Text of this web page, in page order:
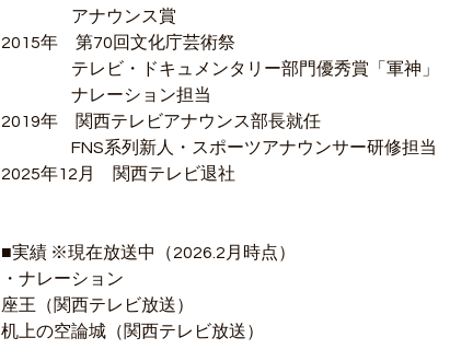
アナウンス賞
2015年　第70回文化庁芸術祭
テレビ・ドキュメンタリー部門優秀賞「軍神」
ナレーション担当
2019年　関西テレビアナウンス部長就任
FNS系列新人・スポーツアナウンサー研修担当
2025年12月　関西テレビ退社
■実績 ※現在放送中（2026.2月時点）
・ナレーション
座王（関西テレビ放送）
机上の空論城（関西テレビ放送）